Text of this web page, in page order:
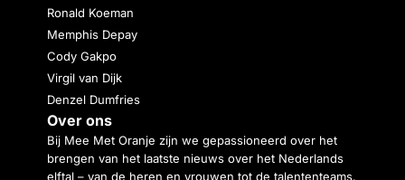
Ronald Koeman
Memphis Depay
Cody Gakpo
Virgil van Dijk
Denzel Dumfries
Over ons
Bij Mee Met Oranje zijn we gepassioneerd over het
brengen van het laatste nieuws over het Nederlands
elftal – van de heren en vrouwen tot de talententeams.